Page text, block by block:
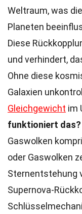
Weltraum, was
Planeten
Diese
und verhindert,
Ohne diese
Galaxien
Gleichgewicht im
funktioniert das?
Gaswolken
oder Gaswolken
Sternentstehung
Supernova-